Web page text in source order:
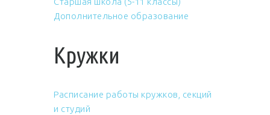
Дополнительное образование
Кружки
Расписание работы кружков, секций
и студий